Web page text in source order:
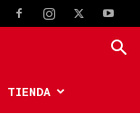
TIENDA